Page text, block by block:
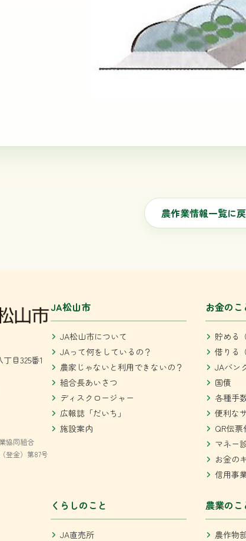
農作業情報一覧に
目325番1
協同組合
登金）第87号
JA松山市
JA松山市について
JAって何をしているの？
農家じゃないと利用できないの？
組合長あいさつ
ディスクロージャー
広報誌「だいち」
施設案内
お金のこ
貯める
借りる
JAバン
国債
各種手
便利な
QR伝
マネー
お金の
信用事
くらしのこと
JA直売所
農業のこ
農作物